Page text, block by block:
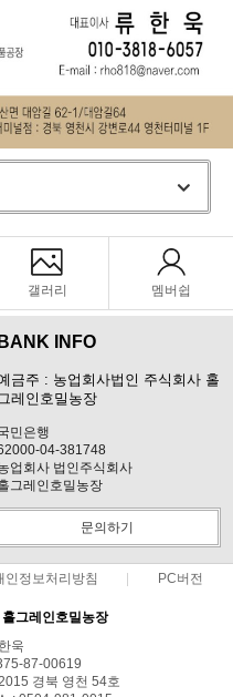
갤러리 멤버쉽
BANK INFO
금주 : 농업회사법인 주식회사 홀
그레인호밀농장
민은행
04-381748
업회사 법인주식회사
그레인호밀농장
문의하기
인정보처리방침 PC버전
그레인호밀농장
욱
87-00619
경북 영천 54호